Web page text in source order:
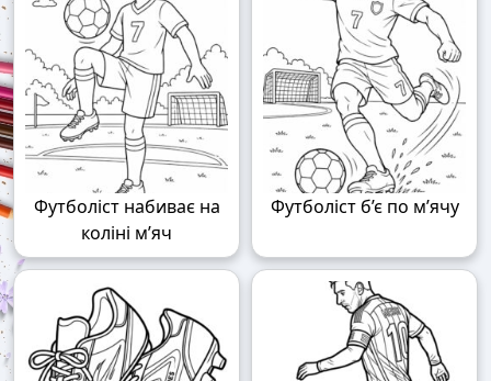
Футболіст набиває на
коліні м’яч
Футболіст б’є по м’ячу